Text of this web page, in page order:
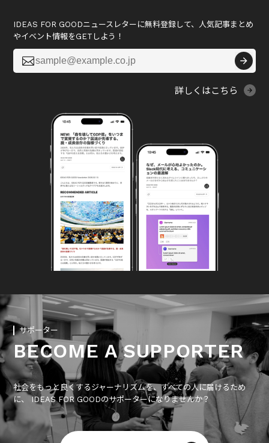
IDEAS FOR GOODニュースレターに無料登録して、人気記事まとめ
やイベント情報をGETしよう！

詳しくはこちら
サポーター
BECOME A SUPPORTER
社会をもっと良くするジャーナリズムを、すべての人に届けるため
に、 IDEAS FOR GOODのサポーターになりませんか？